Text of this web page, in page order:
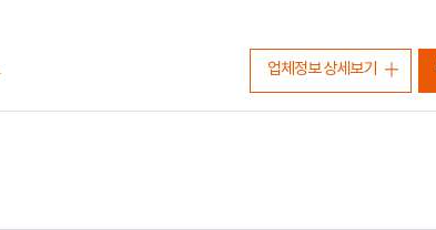
업체정보 상세보기